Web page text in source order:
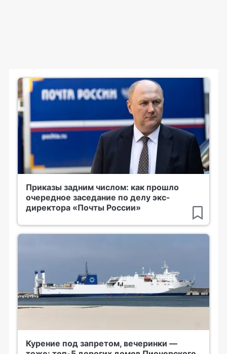
Приказы задним числом: как прошло
очередное заседание по делу экс-
директора «Почты России»
Курение под запретом, вечеринки —